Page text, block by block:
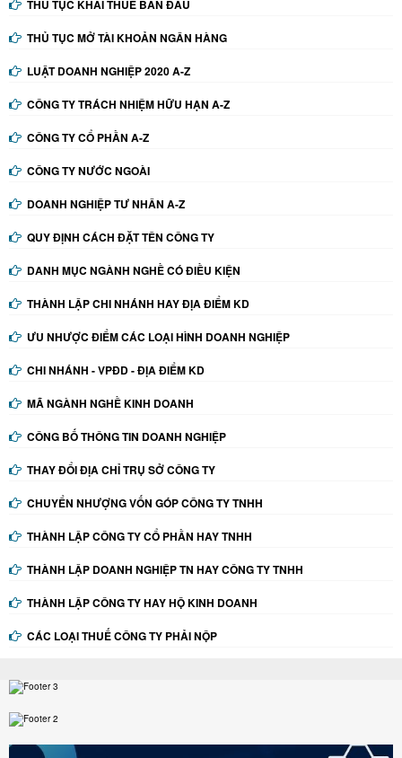
THỦ TỤC KHAI THUẾ BAN ĐẦU
THỦ TỤC MỞ TÀI KHOẢN NGÂN HÀNG
LUẬT DOANH NGHIỆP 2020 A-Z
CÔNG TY TRÁCH NHIỆM HỮU HẠN A-Z
CÔNG TY CỔ PHẦN A-Z
CÔNG TY NƯỚC NGOÀI
DOANH NGHIỆP TƯ NHÂN A-Z
QUY ĐỊNH CÁCH ĐẶT TÊN CÔNG TY
DANH MỤC NGÀNH NGHỀ CÓ ĐIỀU KIỆN
THÀNH LẬP CHI NHÁNH HAY ĐỊA ĐIỂM KD
ƯU NHƯỢC ĐIỂM CÁC LOẠI HÌNH DOANH NGHIỆP
CHI NHÁNH - VPĐD - ĐỊA ĐIỂM KD
MÃ NGÀNH NGHỀ KINH DOANH
CÔNG BỐ THÔNG TIN DOANH NGHIỆP
THAY ĐỔI ĐỊA CHỈ TRỤ SỞ CÔNG TY
CHUYỂN NHƯỢNG VỐN GÓP CÔNG TY TNHH
THÀNH LẬP CÔNG TY CỔ PHẦN HAY TNHH
THÀNH LẬP DOANH NGHIỆP TN HAY CÔNG TY TNHH
THÀNH LẬP CÔNG TY HAY HỘ KINH DOANH
CÁC LOẠI THUẾ CÔNG TY PHẢI NỘP